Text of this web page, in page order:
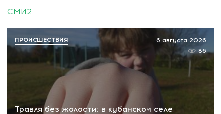
СМИ2
Травля без жалости: в кубанском селе
6 августа 2026
86
ПРОИСШЕСТВИЯ